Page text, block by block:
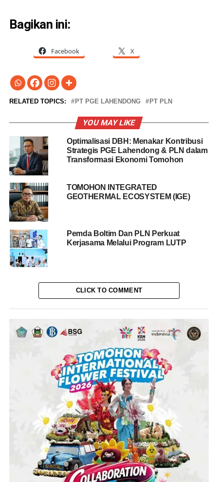
Bagikan ini:
Facebook X
RELATED TOPICS: PT PGE LAHENDONG PT PLN
YOU MAY LIKE
Optimalisasi DBH: Menakar Kontribusi
Strategis PGE Lahendong & PLN dalam
Transformasi Ekonomi Tomohon
TOMOHON INTEGRATED
GEOTHERMAL ECOSYSTEM (IGE)
Pemda Boltim Dan PLN Perkuat
Kerjasama Melalui Program LUTP
CLICK TO COMMENT